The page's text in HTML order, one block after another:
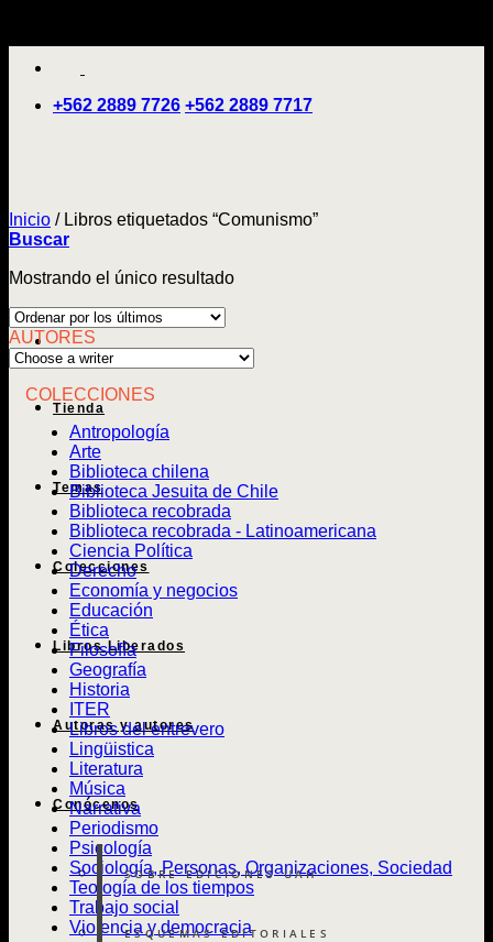
+562 2889 7726 +562 2889 7717
Tienda
Temas
Colecciones
Libros Liberados
Autoras y autores
Conócenos
SOBRE EDICIONES UAH
ESQUEMAS EDITORIALES
Inicio /Libros etiquetados “Comunismo”
Buscar
Mostrando el único resultado
AUTORES
COLECCIONES
Antropología
Arte
Biblioteca chilena
Biblioteca Jesuita de Chile
Biblioteca recobrada
Biblioteca recobrada - Latinoamericana
Ciencia Política
Derecho
Economía y negocios
Educación
Ética
Filosofía
Geografía
Historia
ITER
Libros del entrevero
Lingüistica
Literatura
Música
Narrativa
Periodismo
Psicología
Sociología, Personas, Organizaciones, Sociedad
Teología de los tiempos
Trabajo social
Violencia y democracia